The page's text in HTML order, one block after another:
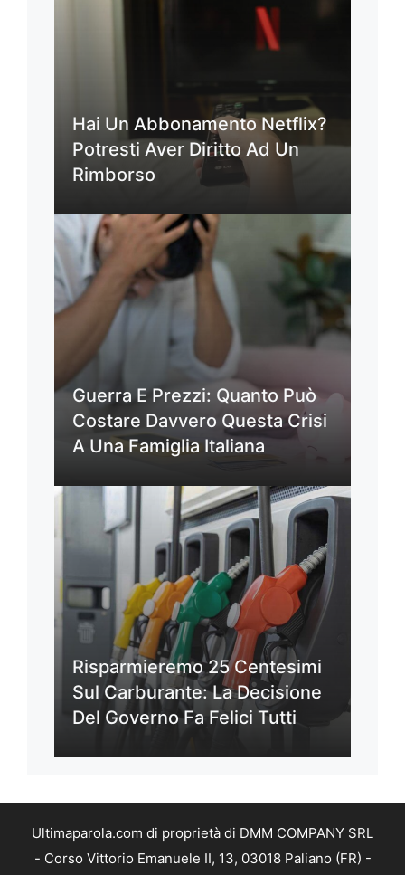
Hai Un Abbonamento Netflix?
Potresti Aver Diritto Ad Un
Rimborso
Guerra E Prezzi: Quanto Può
Costare Davvero Questa Crisi
A Una Famiglia Italiana
Risparmieremo 25 Centesimi
Sul Carburante: La Decisione
Del Governo Fa Felici Tutti
Ultimaparola.com di proprietà di DMM COMPANY SRL
- Corso Vittorio Emanuele II, 13, 03018 Paliano (FR) -